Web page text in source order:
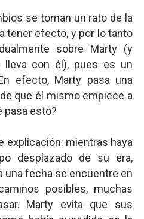
se toman un rato de la
tener efecto, y por lo tanto
sobre Marty (y
con él), pues es un
efecto, Marty pasa una
que él mismo empiece a
pasa esto?
explicación: mientras haya
desplazado de su era,
una fecha se encuentre en
posibles, muchas
Marty evita que sus